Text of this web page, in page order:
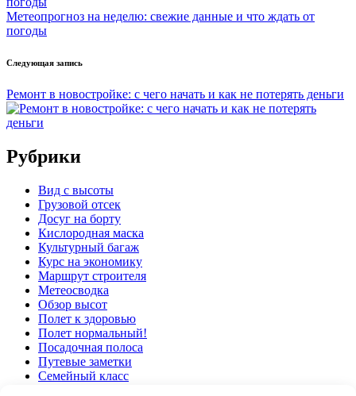
Метеопрогноз на неделю: свежие данные и что ждать от
погоды
Следующая запись
Ремонт в новостройке: с чего начать и как не потерять деньги
Рубрики
Вид с высоты
Грузовой отсек
Досуг на борту
Кислородная маска
Культурный багаж
Курс на экономику
Маршрут строителя
Метеосводка
Обзор высот
Полет к здоровью
Полет нормальный!
Посадочная полоса
Путевые заметки
Семейный класс